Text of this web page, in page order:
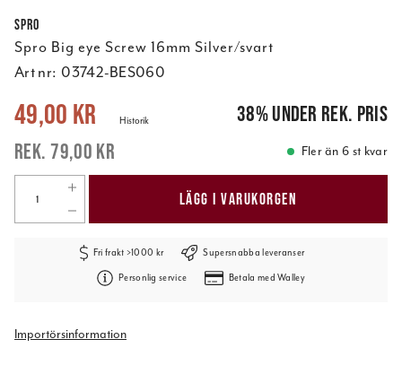
Spro
Spro Big eye Screw 16mm Silver/svart
Art nr: 03742-BES060
Nuvarande pris: 79,00 kr
49,00 kr
79,00 kr
Historik 38%under rek. pris
Fler än 6 st kvar
LÄGG I VARUKORGEN
Fri frakt >1000 kr Supersnabba leveranser
Personlig service Betala med Walley
Importörsinformation